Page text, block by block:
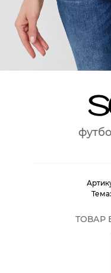
Тема:
ТОВАР